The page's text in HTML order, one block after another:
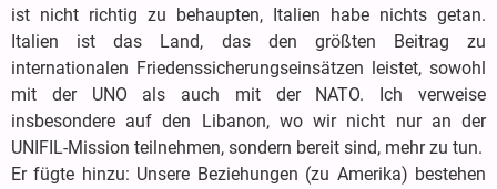
ist nicht richtig zu behaupten, Italien habe nichts getan.
Italien ist das Land, das den größten Beitrag zu
internationalen Friedenssicherungseinsätzen leistet, sowohl
mit der UNO als auch mit der NATO. Ich verweise
insbesondere auf den Libanon, wo wir nicht nur an der
UNIFIL-Mission teilnehmen, sondern bereit sind, mehr zu tun.
Er fügte hinzu: Unsere Beziehungen (zu Amerika) bestehen